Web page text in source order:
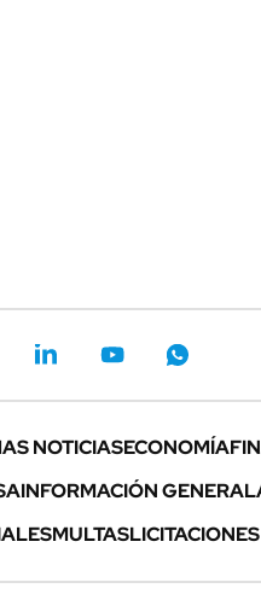
NOTICIASECONOMÍA
INFORMACIÓN GENERAL
MULTASLICITACIONES